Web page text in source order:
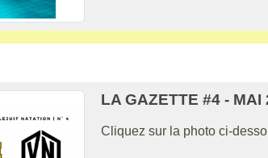
LA GAZETTE #4 - MAI
Cliquez sur la photo ci-